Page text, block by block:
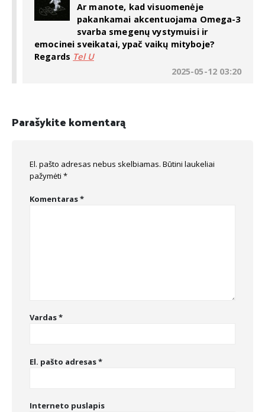
Ar manote, kad visuomenėje
pakankamai akcentuojama Omega-3
svarba smegenų vystymuisi ir
emocinei sveikatai, ypač vaikų mityboje?
Regards Tel U
2025-05-12 03:20
Parašykite komentarą
El. pašto adresas nebus skelbiamas. Būtini laukeliai
pažymėti *
Komentaras*
Vardas*
El. pašto adresas*
Interneto puslapis